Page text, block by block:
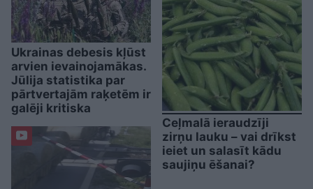
Ukrainas debesis kļūst
arvien ievainojamākas.
Jūlija statistika par
pārtvertajām raķetēm ir
galēji kritiska
Ceļmalā ieraudzīji
zirņu lauku – vai drīkst
ieiet un salasīt kādu
saujiņu ēšanai?